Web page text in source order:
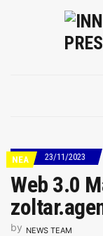
ΝΕΑ 23/11/2023
Web 3.0
by NEWS TEAM